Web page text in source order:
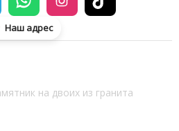
Наш адрес
на двоих из гранита